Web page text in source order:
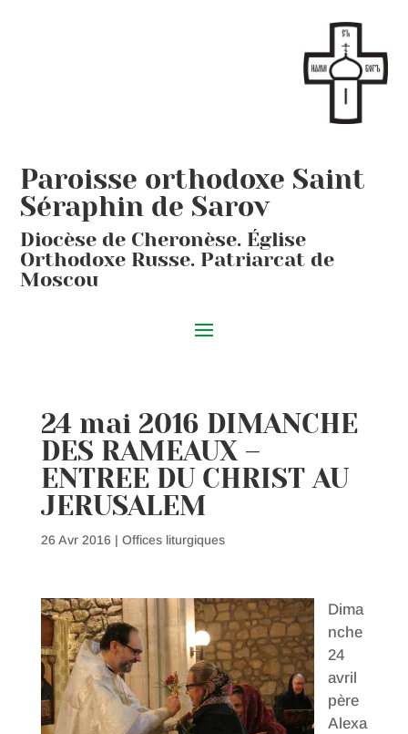
Paroisse orthodoxe Saint
Séraphin de Sarov
Diocèse de Cheronèse. Église
Orthodoxe Russe. Patriarcat de
Moscou
24 mai 2016 DIMANCHE
DES RAMEAUX –
ENTREE DU CHRIST AU
JERUSALEM
26 Avr 2016 | Offices liturgiques
Dima
nche
24
avril
père
Alexa